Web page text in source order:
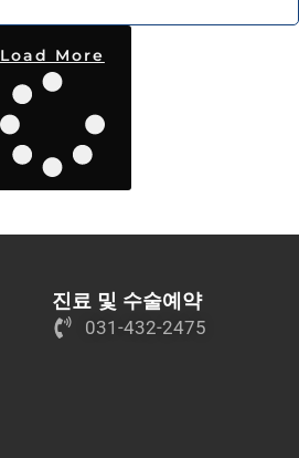
Load More
진료 및 수술예약
031-432-2475